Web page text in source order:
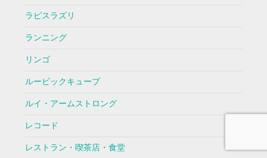
ラピスラズリ
ランニング
リンゴ
ルービックキューブ
ルイ・アームストロング
レコード
レストラン・喫茶店・食堂